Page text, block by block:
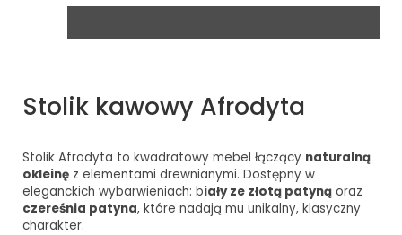
Stolik kawowy Afrodyta
Stolik Afrodyta to kwadratowy mebel łączący naturalną
okleinę z elementami drewnianymi. Dostępny w
eleganckich wybarwieniach: biały ze złotą patyną oraz
czereśnia patyna, które nadają mu unikalny, klasyczny
charakter.